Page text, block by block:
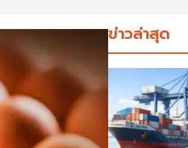
ข่าวล่าสุด